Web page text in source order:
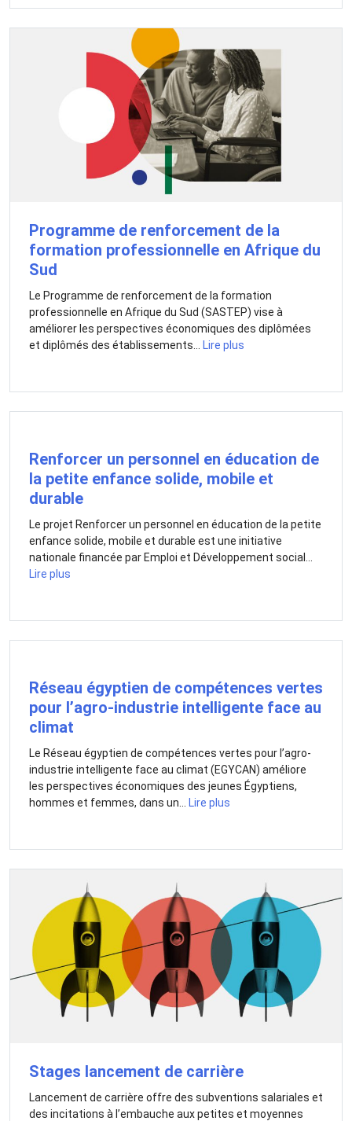
Programme de renforcement de la
formation professionnelle en Afrique du
Sud
Le Programme de renforcement de la formation
professionnelle en Afrique du Sud (SASTEP) vise à
améliorer les perspectives économiques des diplômées
et diplômés des établissements...
Lire plus
Renforcer un personnel en éducation de
la petite enfance solide, mobile et
durable
Le projet Renforcer un personnel en éducation de la petite
enfance solide, mobile et durable est une initiative
nationale financée par Emploi et Développement social...
Lire plus
Réseau égyptien de compétences vertes
pour l’agro-industrie intelligente face au
climat
Le Réseau égyptien de compétences vertes pour l’agro-
industrie intelligente face au climat (EGYCAN) améliore
les perspectives économiques des jeunes Égyptiens,
hommes et femmes, dans un...
Lire plus
Stages lancement de carrière
Lancement de carrière offre des subventions salariales et
des incitations à l’embauche aux petites et moyennes